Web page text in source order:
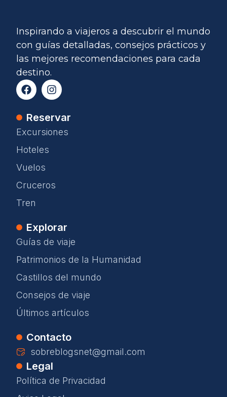
Inspirando a viajeros a descubrir el mundo
con guías detalladas, consejos prácticos y
las mejores recomendaciones para cada
destino.
Reservar
Excursiones
Hoteles
Vuelos
Cruceros
Tren
Explorar
Guías de viaje
Patrimonios de la Humanidad
Castillos del mundo
Consejos de viaje
Últimos artículos
Contacto
sobreblogsnet@gmail.com
Legal
Política de Privacidad